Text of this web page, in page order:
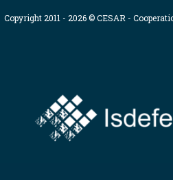
Copyright 2011 - 2026 © CESAR -